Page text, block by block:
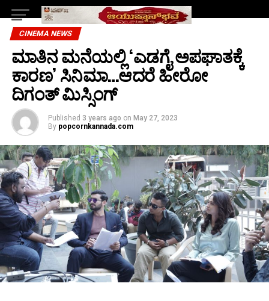
CINEMA NEWS
ಮಾತಿನ ಮನೆಯಲ್ಲಿ ‘ಎಡಗೈ ಅಪಘಾತಕ್ಕೆ
ಕಾರಣ’ ಸಿನಿಮಾ…ಆದರೆ ಹೀರೋ
ದಿಗಂತ್ ಮಿಸ್ಸಿಂಗ್
Published 3 years ago on May 27, 2023
By popcornkannada.com